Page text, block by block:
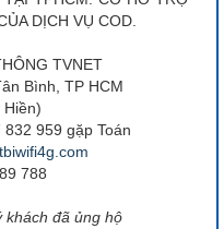
DỊCH VỤ COD.
TVNET
Bình, TP HCM
Hiền)
959 gặp Toán
788
khách đã ủng hộ